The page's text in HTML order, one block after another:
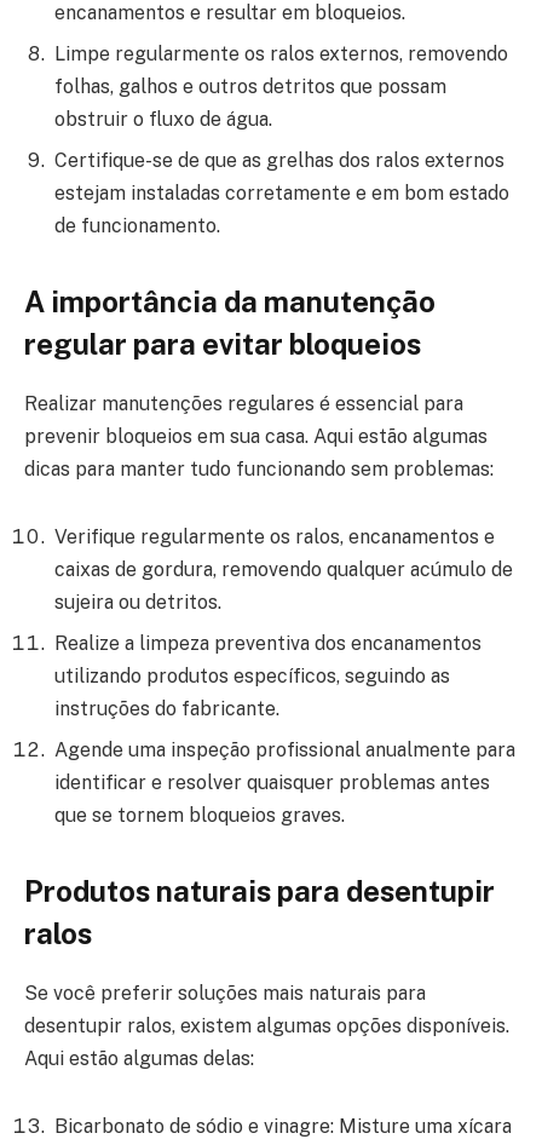
encanamentos e resultar em bloqueios.
Limpe regularmente os ralos externos, removendo
folhas, galhos e outros detritos que possam
obstruir o fluxo de água.
Certifique-se de que as grelhas dos ralos externos
estejam instaladas corretamente e em bom estado
de funcionamento.
A importância da manutenção
regular para evitar bloqueios
Realizar manutenções regulares é essencial para
prevenir bloqueios em sua casa. Aqui estão algumas
dicas para manter tudo funcionando sem problemas:
Verifique regularmente os ralos, encanamentos e
caixas de gordura, removendo qualquer acúmulo de
sujeira ou detritos.
Realize a limpeza preventiva dos encanamentos
utilizando produtos específicos, seguindo as
instruções do fabricante.
Agende uma inspeção profissional anualmente para
identificar e resolver quaisquer problemas antes
que se tornem bloqueios graves.
Produtos naturais para desentupir
ralos
Se você preferir soluções mais naturais para
desentupir ralos, existem algumas opções disponíveis.
Aqui estão algumas delas:
Bicarbonato de sódio e vinagre: Misture uma xícara